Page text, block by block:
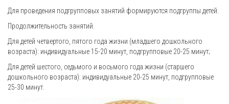
Для проведения подгрупповых занятий формируются подгруппы детей.
Продолжительность занятий.
Для детей четвертого, пятого года жизни (младшего дошкольного
возраста): индивидуальные 15-20 минут, подгрупповые 20-25 минут;
Для детей шестого, седьмого и восьмого года жизни (старшего
дошкольного возраста): индивидуальные 20-25 минут, подгрупповые
25-30 минут.